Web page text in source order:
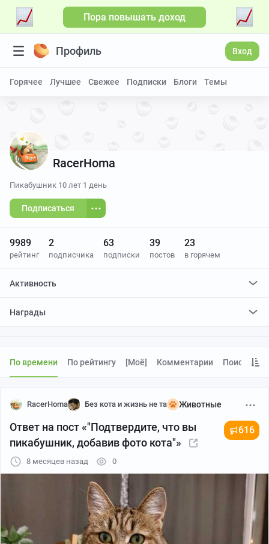
Пора повышать доход
Профиль Вход
Горячее Лучшее Свежее Подписки Блоги Темы
RacerHoma
Пикабушник 10 лет 1 день
Подписаться
9989
рейтинг
2
подписчика
63
подписки
39
постов
23
в горячем
Активность
отредактировал
Награды
По времени По рейтингу [моё] Комментарии Поиск
RacerHoma Без кота и жизнь не та Животные
Ответ на пост «"Подтвердите, что вы
пикабушник, добавив фото кота"»
616
8 месяцев назад 0
Больше видео